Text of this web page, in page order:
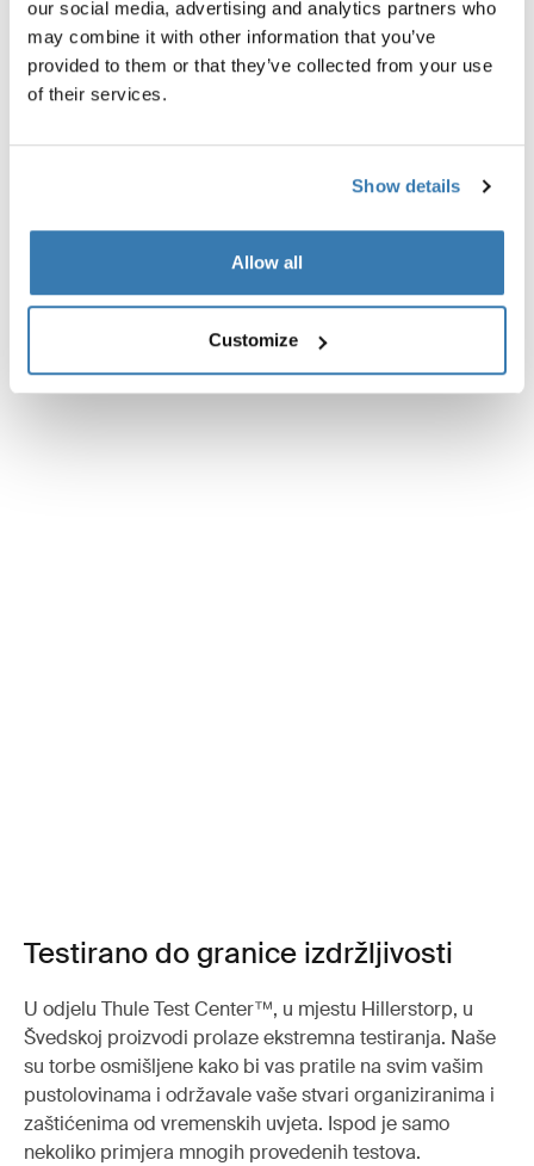
our social media, advertising and analytics partners who
may combine it with other information that you’ve
provided to them or that they’ve collected from your use
of their services.
Show details
Allow all
Customize
Toggle techspec
Tehničke specifikacije
Testirano do granice izdržljivosti
U odjelu Thule Test Center™, u mjestu Hillerstorp, u
Švedskoj proizvodi prolaze ekstremna testiranja. Naše
su torbe osmišljene kako bi vas pratile na svim vašim
pustolovinama i održavale vaše stvari organiziranima i
zaštićenima od vremenskih uvjeta. Ispod je samo
nekoliko primjera mnogih provedenih testova.